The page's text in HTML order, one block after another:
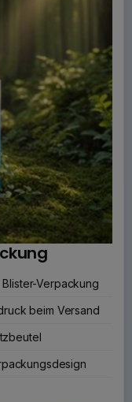
Verpackung
beim Versand